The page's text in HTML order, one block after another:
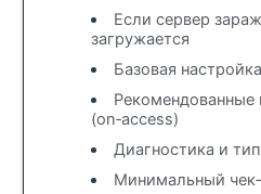
Если сервер
загружается
Базовая
Рекомендованные
(on‑access)
Диагностика и
Минимальный